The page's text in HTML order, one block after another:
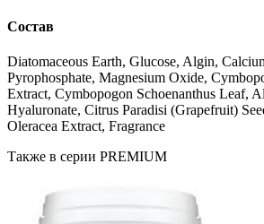
Состав
Diatomaceous Earth, Glucose, Algin,
Pyrophosphate, Magnesium Oxide,
Extract, Cymbopogon Schoenanthus Leaf,
Hyaluronate, Citrus Paradisi (Grapefruit)
Oleracea Extract, Fragrance
Также в серии PREMIUM